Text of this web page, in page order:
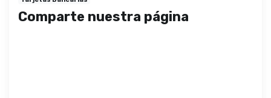
Comparte nuestra página